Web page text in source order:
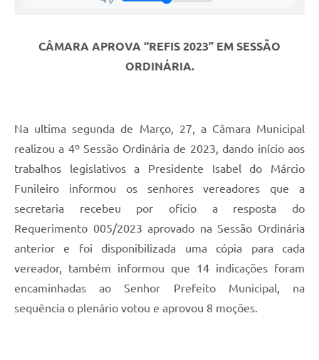
CÂMARA APROVA “REFIS 2023” EM SESSÃO
ORDINÁRIA.
Na ultima segunda de Março, 27, a Câmara Municipal
realizou a 4º Sessão Ordinária de 2023, dando início aos
trabalhos legislativos a Presidente Isabel do Márcio
Funileiro informou os senhores vereadores que a
secretaria recebeu por oficio a resposta do
Requerimento 005/2023 aprovado na Sessão Ordinária
anterior e foi disponibilizada uma cópia para cada
vereador, também informou que 14 indicações foram
encaminhadas ao Senhor Prefeito Municipal, na
sequência o plenário votou e aprovou 8 moções.